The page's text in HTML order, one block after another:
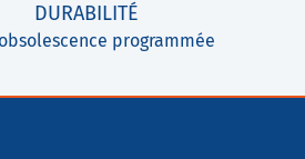
DURABILITÉ
programmée